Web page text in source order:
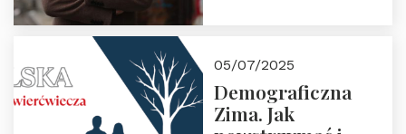
05/07/2025
Demograficzna
Zima. Jak